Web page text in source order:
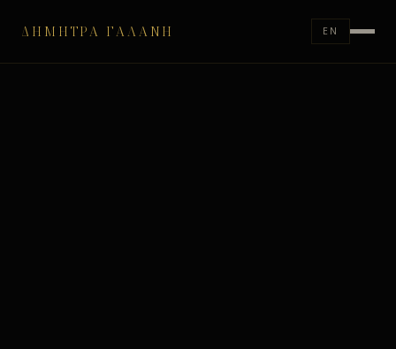
ΔΉΜΗΤΡΑ ΓΑΛΆΝΗ EN